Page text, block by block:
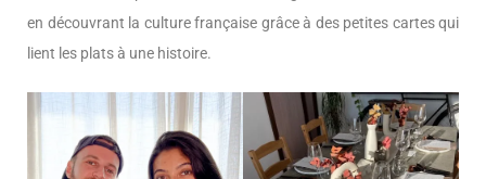
en découvrant la culture française grâce à des petites cartes qui
lient les plats à une histoire.